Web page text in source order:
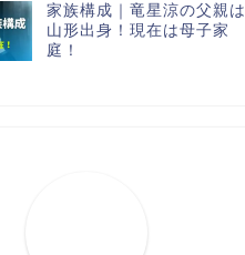
家族構成｜竜星涼の父親は
山形出身！現在は母子家
庭！